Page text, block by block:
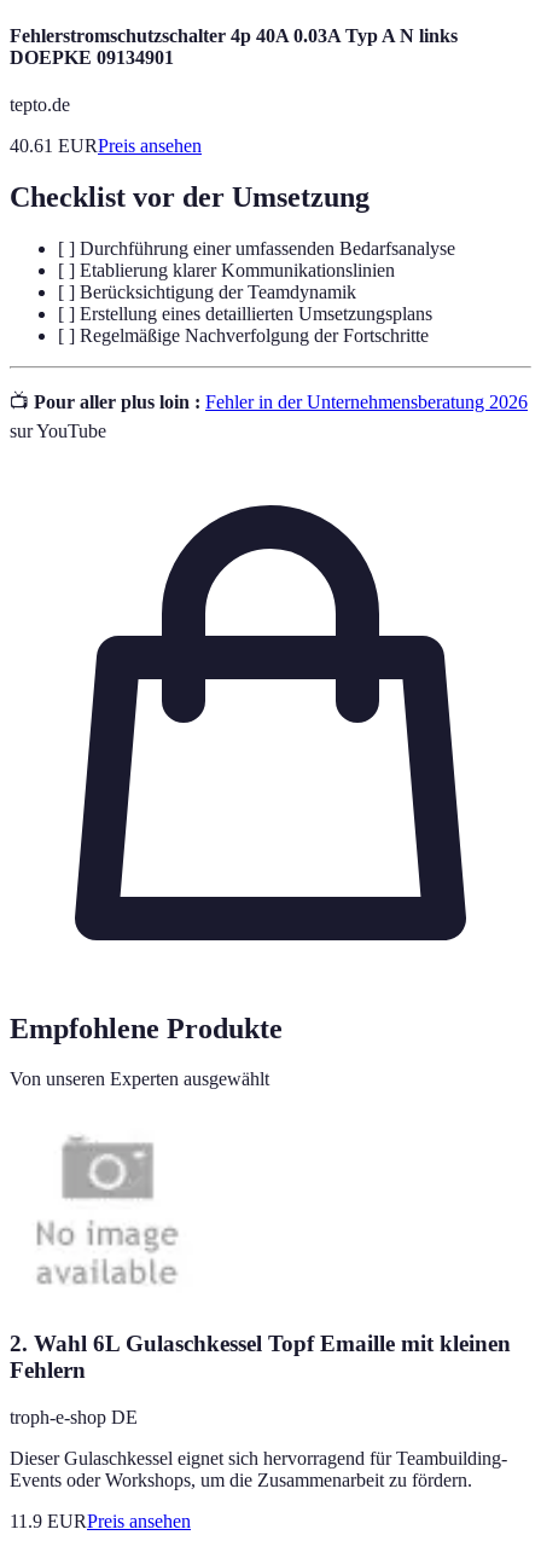
Fehlerstromschutzschalter 4p 40A 0.03A Typ A N links
DOEPKE 09134901
tepto.de
40.61 EURPreis ansehen
Checklist vor der Umsetzung
[ ] Durchführung einer umfassenden Bedarfsanalyse
[ ] Etablierung klarer Kommunikationslinien
[ ] Berücksichtigung der Teamdynamik
[ ] Erstellung eines detaillierten Umsetzungsplans
[ ] Regelmäßige Nachverfolgung der Fortschritte
📺 Pour aller plus loin : Fehler in der Unternehmensberatung 2026
sur YouTube
Empfohlene Produkte
Von unseren Experten ausgewählt
2. Wahl 6L Gulaschkessel Topf Emaille mit kleinen
Fehlern
troph-e-shop DE
Dieser Gulaschkessel eignet sich hervorragend für Teambuilding-
Events oder Workshops, um die Zusammenarbeit zu fördern.
11.9 EURPreis ansehen